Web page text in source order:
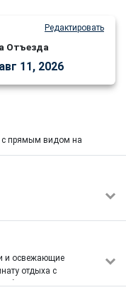
Редактировать
Отъезда
11, 2026
с прямым видом на
увидите
стиле
на краю террасы
сельскую местность
на кровать
что
либо в
и освежающие
отдыха с
бассейн. На